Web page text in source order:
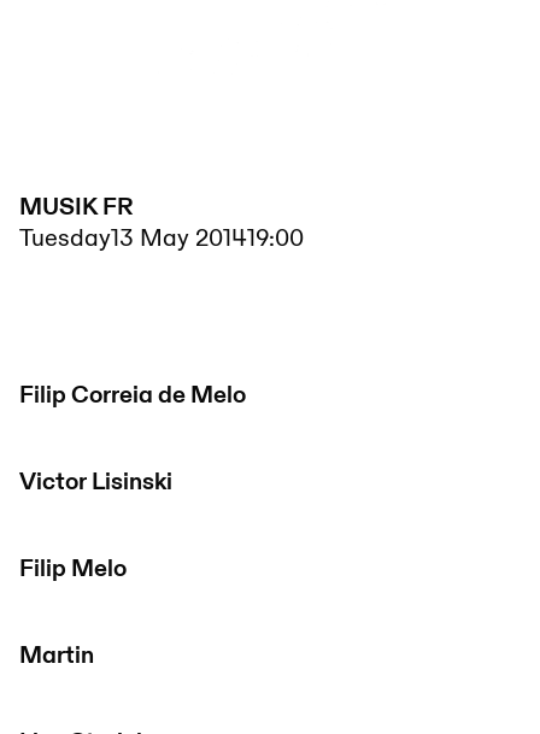
MUSIK FR
Tuesday13 May 201419:00
Filip Correia de Melo
Victor Lisinski
Filip Melo
Martin